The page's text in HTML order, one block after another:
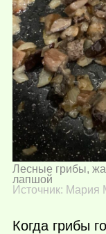
Лесные грибы,
лапшой
Источник: Мария
Когда грибы